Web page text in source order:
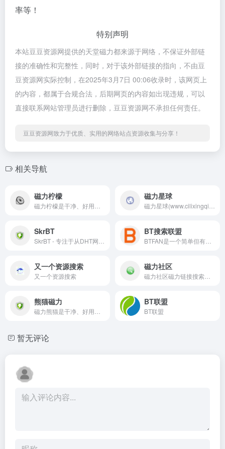
率等！
特别声明
本站豆豆资源网提供的天堂磁力都来源于网络，不保证外部链
接的准确性和完整性，同时，对于该外部链接的指向，不由豆
豆资源网实际控制，在2025年3月7日 00:06收录时，该网页上
的内容，都属于合规合法，后期网页的内容如出现违规，可以
直接联系网站管理员进行删除，豆豆资源网不承担任何责任。
豆豆资源网致力于优质、实用的网络站点资源收集与分享！
相关导航
磁力柠檬 磁力星球
SkrBT BT搜索联盟
又一个资源搜索
又一个资源搜索
磁力社区
熊猫磁力 BT联盟
BT联盟
暂无评论